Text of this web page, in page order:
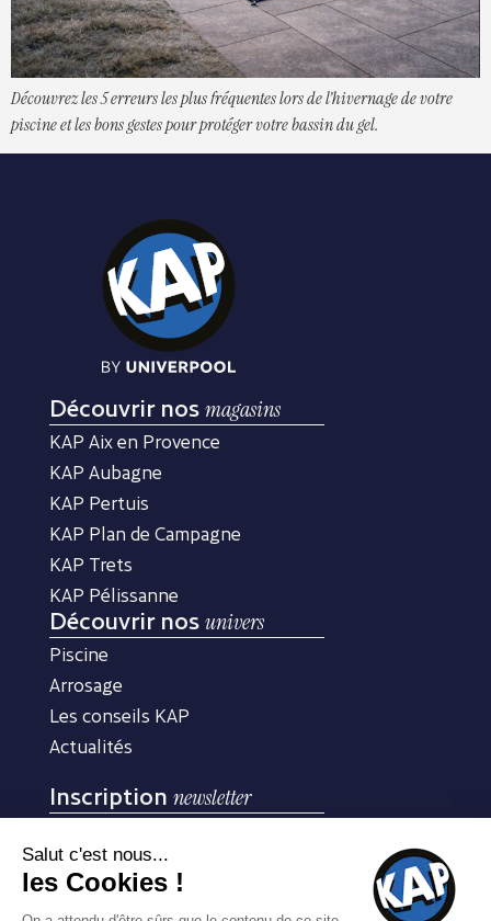
Découvrez les 5 erreurs les plus fréquentes lors de l’hivernage de votre
piscine et les bons gestes pour protéger votre bassin du gel.
Découvrir nos magasins
KAP Aix en Provence
KAP Aubagne
KAP Pertuis
KAP Plan de Campagne
KAP Trets
KAP Pélissanne
Découvrir nos univers
Piscine
Arrosage
Les conseils KAP
Actualités
Inscription newsletter
conseils d’experts